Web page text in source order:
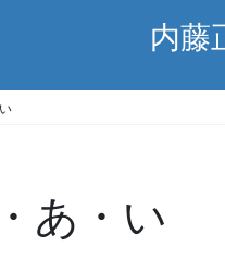
内藤
あ・い